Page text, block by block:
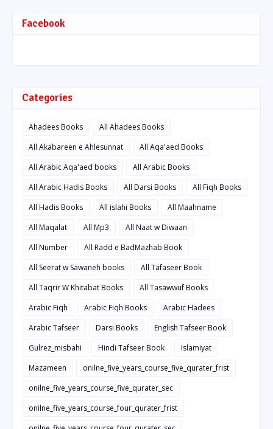
Facebook
Categories
Ahadees Books
All Ahadees Books
All Akabareen e Ahlesunnat
All Aqa'aed Books
All Arabic Aqa'aed books
All Arabic Books
All Arabic Hadis Books
All Darsi Books
All Fiqh Books
All Hadis Books
All islahi Books
All Maahname
All Maqalat
All Mp3
All Naat w Diwaan
All Number
All Radd e BadMazhab Book
All Seerat w Sawaneh books
All Tafaseer Book
All Taqrir W Khitabat Books
All Tasawwuf Books
Arabic Fiqh
Arabic Fiqh Books
Arabic Hadees
Arabic Tafseer
Darsi Books
English Tafseer Book
Gulrez_misbahi
Hindi Tafseer Book
Islamiyat
Mazameen
onilne_five_years_course_five_qurater_frist
onilne_five_years_course_five_qurater_sec
onilne_five_years_course_four_qurater_frist